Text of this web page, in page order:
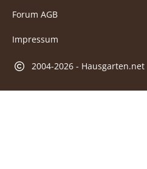
Forum AGB
Impressum
2004-2026 - Hausgarten.net